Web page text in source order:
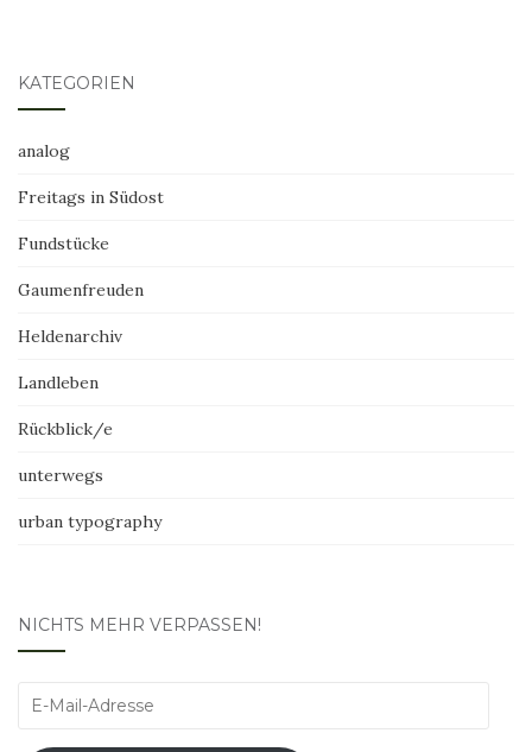
KATEGORIEN
analog
Freitags in Südost
Fundstücke
Gaumenfreuden
Heldenarchiv
Landleben
Rückblick/e
unterwegs
urban typography
NICHTS MEHR VERPASSEN!
E-